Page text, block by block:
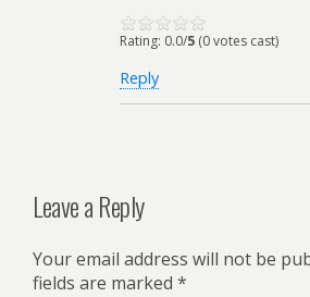
Rating: 0.0/5 (0 votes cast)
Reply
Leave a Reply
Your email address will not be
fields are marked *